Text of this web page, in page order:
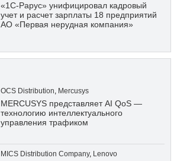
«1С-Рарус» унифицировал кадровый
учет и расчет зарплаты 18 предприятий
АО «Первая нерудная компания»
OCS Distribution, Mercusys
MERCUSYS представляет AI QoS —
технологию интеллектуального
управления трафиком
MICS Distribution Company, Lenovo